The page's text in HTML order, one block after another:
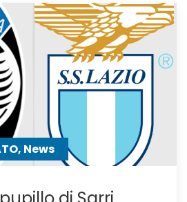
El
Bilal
resta
in
uscita:
Parma
passo
News